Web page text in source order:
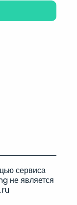
сервиса
не является